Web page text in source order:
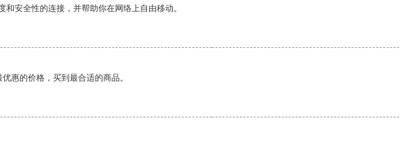
安全性的连接，并帮助你在网络上自由移动。
惠的价格，买到最合适的商品。